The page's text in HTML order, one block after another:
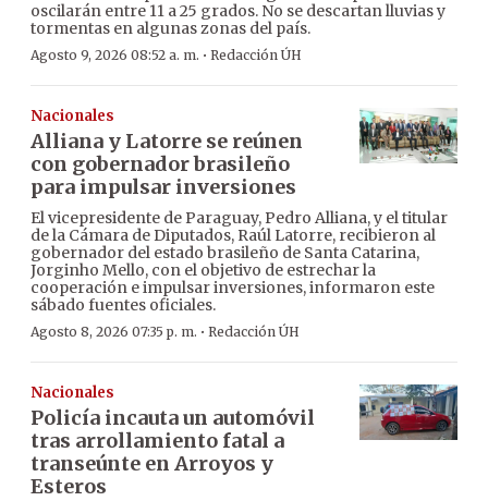
oscilarán entre 11 a 25 grados. No se descartan lluvias y
tormentas en algunas zonas del país.
Agosto 9, 2026 08:52 a. m. · Redacción ÚH
Nacionales
Alliana y Latorre se reúnen
con gobernador brasileño
para impulsar inversiones
El vicepresidente de Paraguay, Pedro Alliana, y el titular
de la Cámara de Diputados, Raúl Latorre, recibieron al
gobernador del estado brasileño de Santa Catarina,
Jorginho Mello, con el objetivo de estrechar la
cooperación e impulsar inversiones, informaron este
sábado fuentes oficiales.
Agosto 8, 2026 07:35 p. m. · Redacción ÚH
Nacionales
Policía incauta un automóvil
tras arrollamiento fatal a
transeúnte en Arroyos y
Esteros